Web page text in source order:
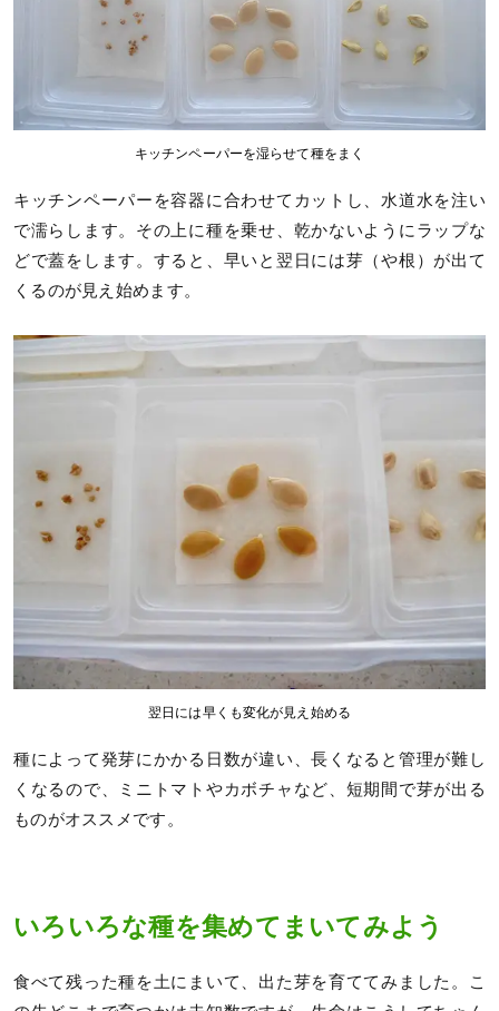
キッチンペーパーを湿らせて種をまく
キッチンペーパーを容器に合わせてカットし、水道水を注い
で濡らします。その上に種を乗せ、乾かないようにラップな
どで蓋をします。すると、早いと翌日には芽（や根）が出て
くるのが見え始めます。
翌日には早くも変化が見え始める
種によって発芽にかかる日数が違い、長くなると管理が難し
くなるので、ミニトマトやカボチャなど、短期間で芽が出る
ものがオススメです。
いろいろな種を集めてまいてみよう
食べて残った種を土にまいて、出た芽を育ててみました。こ